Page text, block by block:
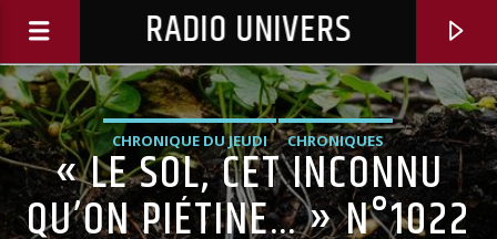
RADIO UNIVERS
CHRONIQUE DU JEUDI CHRONIQUES
« LE SOL, CET INCONNU
QU’ON PIÉTINE… » N°1022